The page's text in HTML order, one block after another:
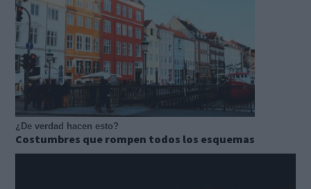
¿De verdad hacen esto?
Costumbres que rompen todos los esquemas